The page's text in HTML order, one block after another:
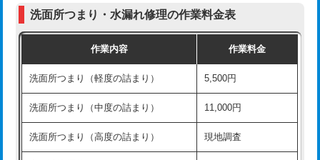
モルタル補修（厚さ10㎝まで） 27,500円
モルタル補修（厚さ10㎝超え） 38,500円
洗面台設置 38,500円
バスタブ設置 現場見積
（P/S/ポップアップ））
交換・取付（その他部品） 11,000円+材料費
持込商品取付（単水栓） 13,200円
持込商品取付（混合水栓） 16,500円
持込商品取付（浄水器・分岐水栓） 16,500円
給水管工事※（ホール加工) 16,500円
洗面所つまり・水漏れ修理の作業料金表
作業内容 作業料金
洗面所つまり（軽度の詰まり） 5,500円
洗面所つまり（中度の詰まり） 11,000円
洗面所つまり（高度の詰まり） 現地調査